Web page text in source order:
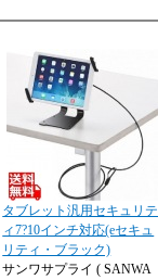
タブレット汎用セキュリテ
ィ7?10インチ対応(eセキュ
リティ・ブラック)
サンワサプライ ( SANWA